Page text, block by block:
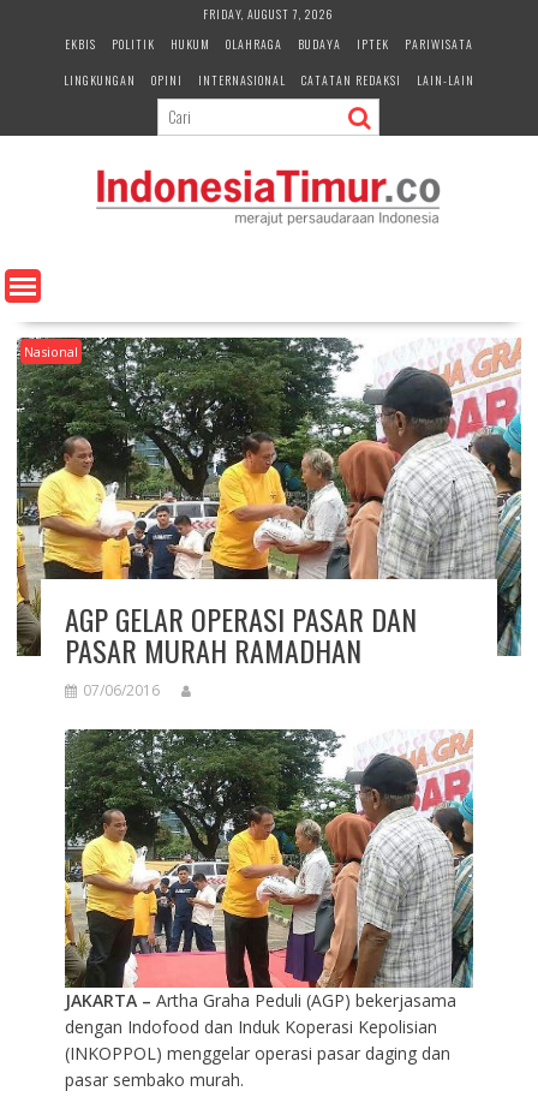
e
n
FRIDAY, AUGUST 7, 2026
EKBIS
POLITIK HUKUM OLAHRAGA BUDAYA IPTEK
PARIWISATA
LINGKUNGAN
OPINI INTERNASIONAL CATATAN REDAKSI LAIN-LAIN
Nasional
AGP GELAR OPERASI PASAR DAN
PASAR MURAH RAMADHAN
07/06/2016
JAKARTA – Artha Graha Peduli (AGP) bekerjasama
dengan Indofood dan Induk Koperasi Kepolisian
(INKOPPOL) menggelar operasi pasar daging dan
pasar sembako murah.